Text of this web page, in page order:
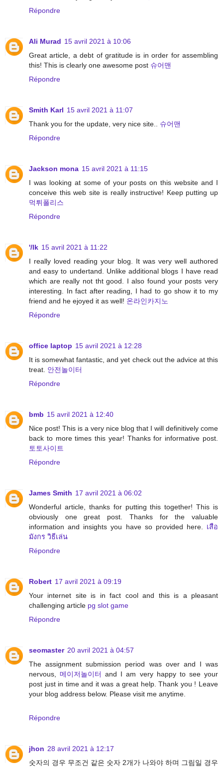
Répondre
Ali Murad 15 avril 2021 à 10:06
Great article, a debt of gratitude is in order for assembling
this! This is clearly one awesome post 슈어맨
Répondre
Smith Karl 15 avril 2021 à 11:07
Thank you for the update, very nice site.. 슈어맨
Répondre
Jackson mona 15 avril 2021 à 11:15
I was looking at some of your posts on this website and I
conceive this web site is really instructive! Keep putting up
먹튀폴리스
Répondre
'/lk 15 avril 2021 à 11:22
I really loved reading your blog. It was very well authored
and easy to undertand. Unlike additional blogs I have read
which are really not tht good. I also found your posts very
interesting. In fact after reading, I had to go show it to my
friend and he ejoyed it as well! 온라인카지노
Répondre
office laptop 15 avril 2021 à 12:28
It is somewhat fantastic, and yet check out the advice at this
treat. 안전놀이터
Répondre
bmb 15 avril 2021 à 12:40
Nice post! This is a very nice blog that I will definitively come
back to more times this year! Thanks for informative post.
토토사이트
Répondre
James Smith 17 avril 2021 à 06:02
Wonderful article, thanks for putting this together! This is
obviously one great post. Thanks for the valuable
information and insights you have so provided here. เสือ
มังกร วิธีเล่น
Répondre
Robert 17 avril 2021 à 09:19
Your internet site is in fact cool and this is a pleasant
challenging article pg slot game
Répondre
seomaster 20 avril 2021 à 04:57
The assignment submission period was over and I was
nervous,메이저놀이터 and I am very happy to see your
post just in time and it was a great help. Thank you ! Leave
your blog address below. Please visit me anytime.
Répondre
jhon 28 avril 2021 à 12:17
숫자의 경우 무조건 같은 숫자 2개가 나와야 하며 그림일 경우